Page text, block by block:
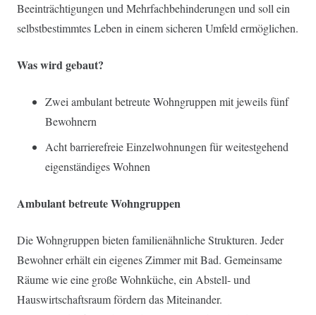
Beeinträchtigungen und Mehrfachbehinderungen und soll ein
selbstbestimmtes Leben in einem sicheren Umfeld ermöglichen.
Was wird gebaut?
Zwei ambulant betreute Wohngruppen mit jeweils fünf
Bewohnern
Acht barrierefreie Einzelwohnungen für weitestgehend
eigenständiges Wohnen
Ambulant betreute Wohngruppen
Die Wohngruppen bieten familienähnliche Strukturen. Jeder
Bewohner erhält ein eigenes Zimmer mit Bad. Gemeinsame
Räume wie eine große Wohnküche, ein Abstell- und
Hauswirtschaftsraum fördern das Miteinander.